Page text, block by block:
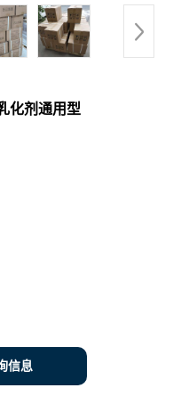
化剂通用型
信息